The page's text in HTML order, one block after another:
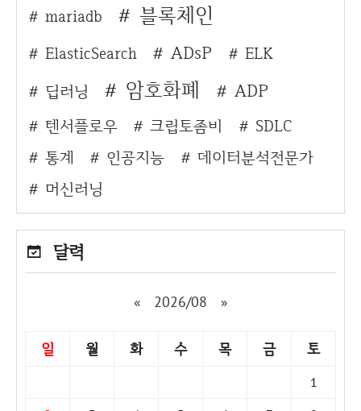
mariadb
블록체인
ElasticSearch ADsP
ELK
딥러닝
암호화폐 ADP
텐서플로우 크립토좀비
SDLC
통계
인공지능
데이터분석전문가
머신러닝
달력
« 2026/08 »
일 월 화 수 목 금 토
1